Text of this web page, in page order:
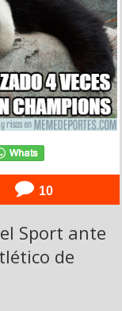
10
Sport ante
de